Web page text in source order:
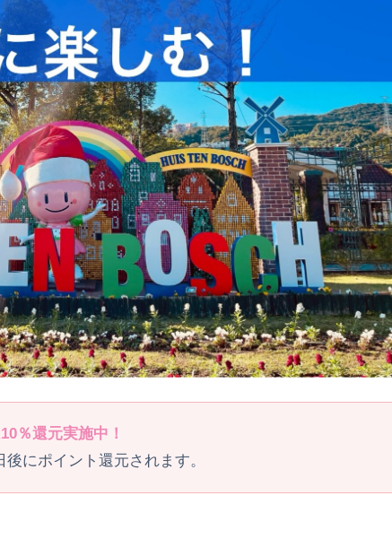
％還元実施中！
にポイント還元されます。